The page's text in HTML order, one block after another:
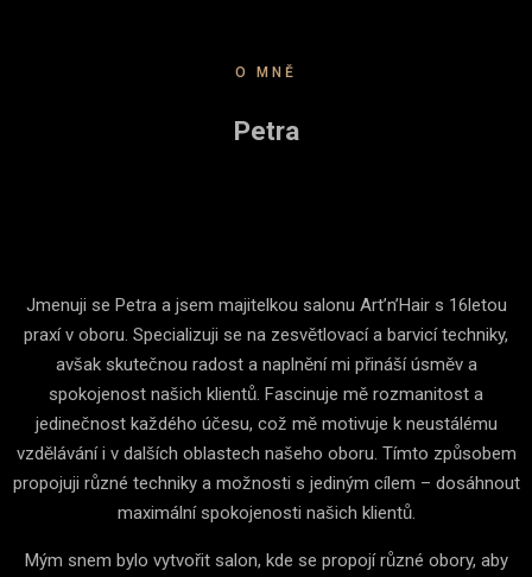
O MNĚ
Petra
Jmenuji se Petra a jsem majitelkou salonu Art’n’Hair s 16letou
praxí v oboru. Specializuji se na zesvětlovací a barvicí techniky,
avšak skutečnou radost a naplnění mi přináší úsměv a
spokojenost našich klientů. Fascinuje mě rozmanitost a
jedinečnost každého účesu, což mě motivuje k neustálému
vzdělávání i v dalších oblastech našeho oboru. Tímto způsobem
propojuji různé techniky a možnosti s jediným cílem – dosáhnout
maximální spokojenosti našich klientů.
Mým snem bylo vytvořit salon, kde se propojí různé obory, aby